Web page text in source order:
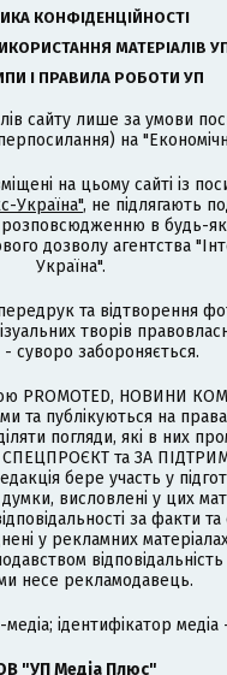
КОНФІДЕНЦІЙНОСТІ
МАТЕРІАЛІВ
І ПРАВИЛА РОБОТИ УП
сайту лише за умови
на
на цьому сайті із
Україна", не підлягають
в будь-
дозволу агентства
Україна".
та відтворення
творів
суворо забороняється.
PROMOTED, НОВИНИ
та публікуються на
погляди, які в них
та ЗА
бере участь у
думки, висловлені у цих
за факти та
у рекламних
відповідальність
несе рекламодавець.
ідентифікатор медіа
"УП Медіа Плюс"